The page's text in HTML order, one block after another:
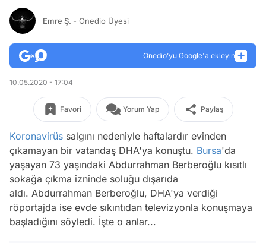
Emre Ş. - Onedio Üyesi
Onedio’yu Google'a ekleyin
10.05.2020 - 17:04
Favori Yorum Yap Paylaş
Koronavirüs salgını nedeniyle haftalardır evinden
çıkamayan bir vatandaş DHA'ya konuştu. Bursa'da
yaşayan 73 yaşındaki Abdurrahman Berberoğlu kısıtlı
sokağa çıkma izninde soluğu dışarıda
aldı. Abdurrahman Berberoğlu, DHA'ya verdiği
röportajda ise evde sıkıntıdan televizyonla konuşmaya
başladığını söyledi. İşte o anlar...